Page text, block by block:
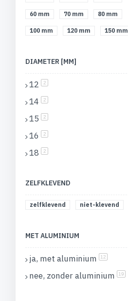
60 mm 70 mm 80 mm
100 mm 120 mm 150 mm
DIAMETER [MM]
12 2producten
14 2producten
15 2producten
16 2producten
18 2producten
ZELFKLEVEND
zelfklevend niet-klevend
MET ALUMINIUM
ja, met aluminium 12
nee, zonder aluminium 19